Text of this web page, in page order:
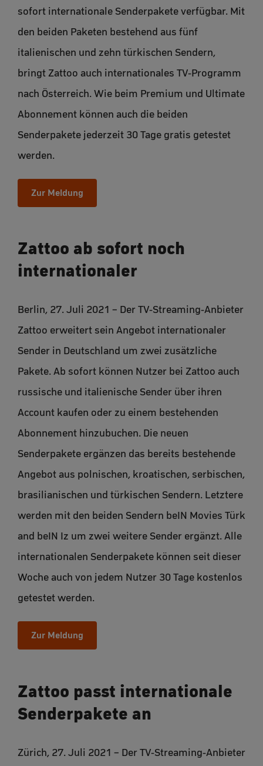
sofort internationale Senderpakete verfügbar. Mit
den beiden Paketen bestehend aus fünf
italienischen und zehn türkischen Sendern,
bringt Zattoo auch internationales TV-Programm
nach Österreich. Wie beim Premium und Ultimate
Abonnement können auch die beiden
Senderpakete jederzeit 30 Tage gratis getestet
werden.
Zur Meldung
Zattoo ab sofort noch
internationaler
Berlin, 27. Juli 2021 – Der TV-Streaming-Anbieter
Zattoo erweitert sein Angebot internationaler
Sender in Deutschland um zwei zusätzliche
Pakete. Ab sofort können Nutzer bei Zattoo auch
russische und italienische Sender über ihren
Account kaufen oder zu einem bestehenden
Abonnement hinzubuchen. Die neuen
Senderpakete ergänzen das bereits bestehende
Angebot aus polnischen, kroatischen, serbischen,
brasilianischen und türkischen Sendern. Letztere
werden mit den beiden Sendern beIN Movies Türk
and beIN Iz um zwei weitere Sender ergänzt. Alle
internationalen Senderpakete können seit dieser
Woche auch von jedem Nutzer 30 Tage kostenlos
getestet werden.
Zur Meldung
Zattoo passt internationale
Senderpakete an
Zürich, 27. Juli 2021 – Der TV-Streaming-Anbieter